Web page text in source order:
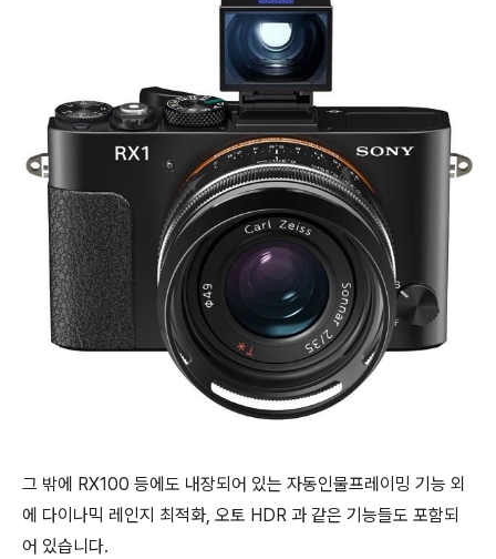
그 밖에 RX100 등에도 내장되어 있는 자동인물프레이밍 기능 외
에 다이나믹 레인지 최적화, 오토 HDR 과 같은 기능들도 포함되
어 있습니다.